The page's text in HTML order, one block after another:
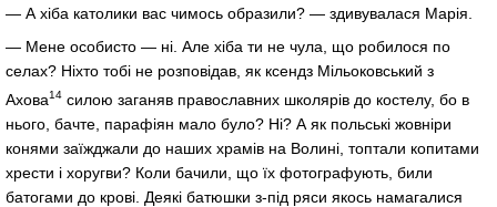
— А хіба католики вас чимось образили? — здивувалася Марія.
— Мене особисто — ні. Але хіба ти не чула, що робилося по
селах? Ніхто тобі не розповідав, як ксендз Мільоковський з
Ахова14 силою заганяв православних школярів до костелу, бо в
нього, бачте, парафіян мало було? Ні? А як польські жовніри
конями заїжджали до наших храмів на Волині, топтали копитами
хрести і хоругви? Коли бачили, що їх фотографують, били
батогами до крові. Деякі батюшки з-під ряси якось намагалися